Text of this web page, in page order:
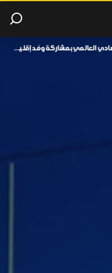
بمشاركة وفد إقليم كوردستان.